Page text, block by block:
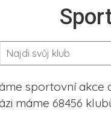
sportovní
máme 68456